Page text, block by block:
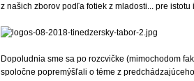
z našich zborov podľa fotiek z mladosti... pre
Dopoludnia sme sa po rozcvičke (mimochodom
spoločne popremýšľali o téme z